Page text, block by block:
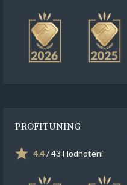
PROFITUNING
4.4/ 43 Hodnotení